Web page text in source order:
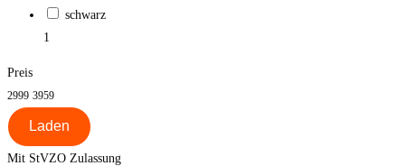
schwarz
1
Preis
2999 3959
Laden
Mit StVZO Zulassung